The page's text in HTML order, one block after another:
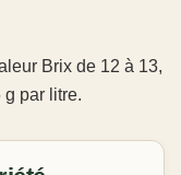
Brix de 12 à 13,
par litre.